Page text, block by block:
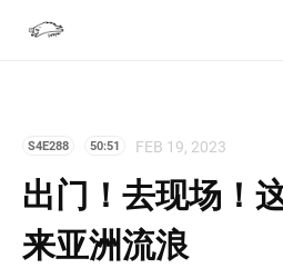
S4E288 50:51 FEB 19, 2023
出门！去现场！
来亚洲流浪